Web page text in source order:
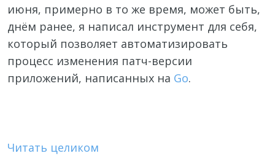
июня, примерно в то же время, может быть,
днём ранее, я написал инструмент для себя,
который позволяет автоматизировать
процесс изменения патч-версии
приложений, написанных на Go.
Читать целиком